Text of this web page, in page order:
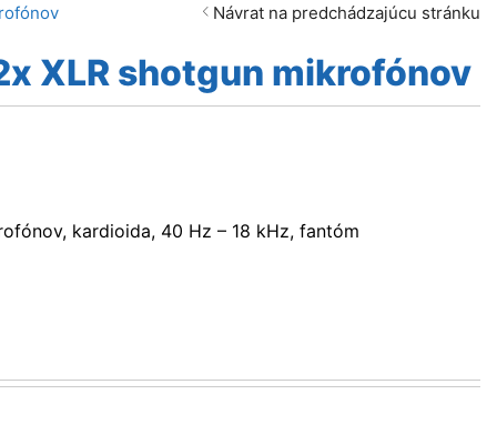
Návrat na predchádzajúcu stránku
XLR shotgun mikrofónov
kardioida, 40 Hz – 18 kHz, fantóm